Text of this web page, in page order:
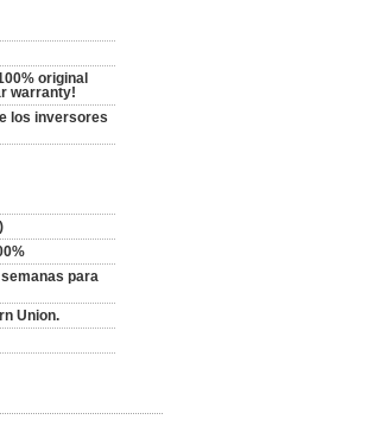
original
warranty!
los inversores
semanas para
Union.